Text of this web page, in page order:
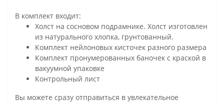
В комплект входит:
Холст на сосновом подрамнике. Холст изготовлен
из натурального хлопка, грунтованный.
Комплект нейлоновых кисточек разного размера
Комплект пронумерованных баночек с краской в
вакуумной упаковке
Контрольный лист
Вы можете сразу отправиться в увлекательное